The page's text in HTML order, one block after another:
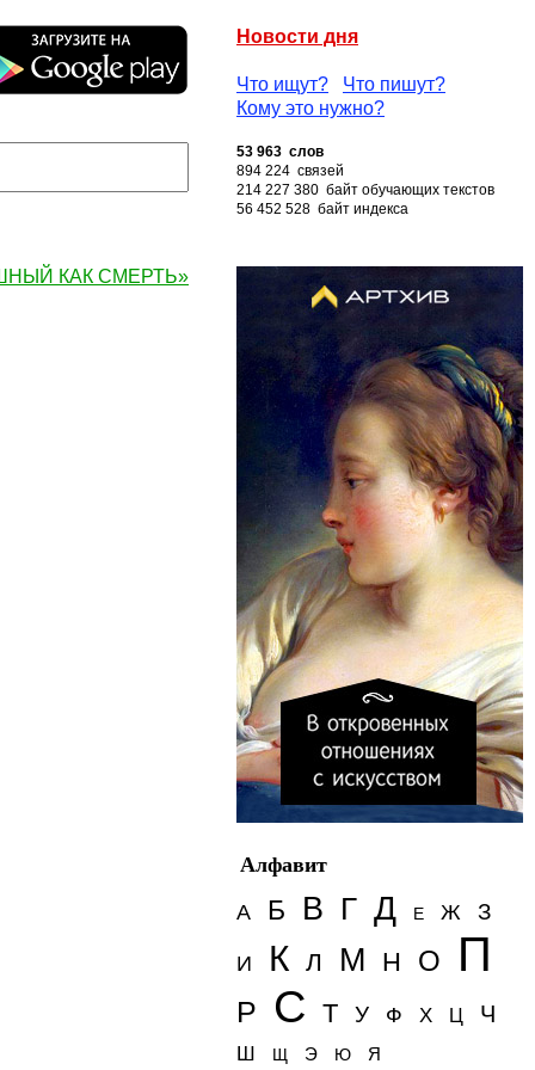
Новости дня
Что ищут?
Что пишут?
Кому это нужно?
53 963 слов
894 224 связей
214 227 380 байт обучающих текстов
56 452 528 байт индекса
КАК СМЕРТЬ»
Алфавит
А
Б В Г Д Е Ж З
И К Л М Н О П
Р С Т У Ф Х Ц Ч
Ш Щ Э Ю Я